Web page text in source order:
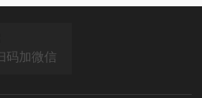
码加微信